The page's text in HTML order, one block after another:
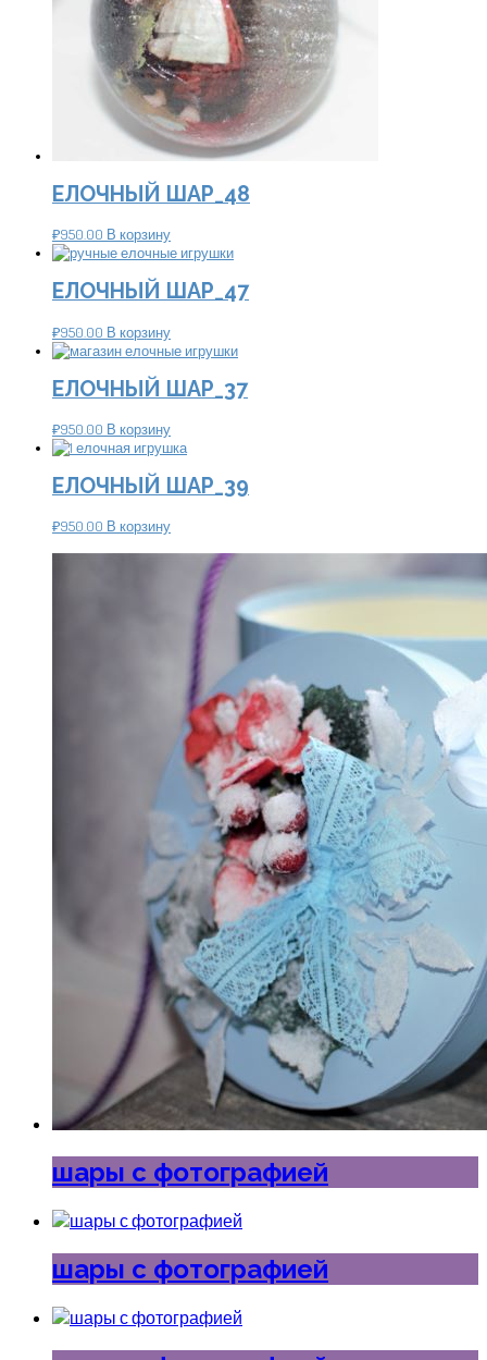
ЕЛОЧНЫЙ ШАР_48
₽950.00 В корзину
ЕЛОЧНЫЙ ШАР_47
₽950.00 В корзину
ЕЛОЧНЫЙ ШАР_37
₽950.00 В корзину
ЕЛОЧНЫЙ ШАР_39
₽950.00 В корзину
шары с фотографией
шары с фотографией